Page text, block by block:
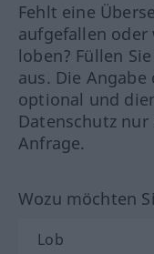
Fehlt eine
aufgefallen oder
loben? Füllen
aus. Die Angabe
optional und
Datenschutz
Anfrage.
Wozu möchten